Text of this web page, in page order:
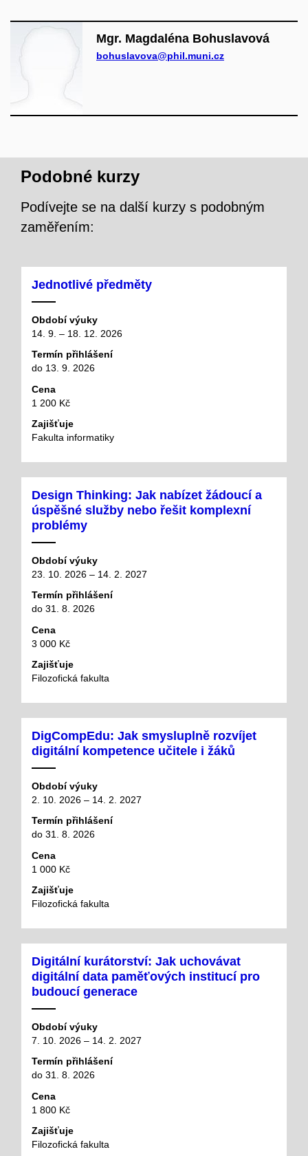
Mgr. Magdaléna Bohuslavová
bohuslavova@phil.muni.cz
Podobné kurzy
Podívejte se na další kurzy s podobným
zaměřením:
Jednotlivé předměty
Období výuky
14. 9. – 18. 12. 2026
Termín přihlášení
do 13. 9. 2026
Cena
1 200 Kč
Zajišťuje
Fakulta informatiky
Design Thinking: Jak nabízet žádoucí a
úspěšné služby nebo řešit komplexní
problémy
Období výuky
23. 10. 2026 – 14. 2. 2027
Termín přihlášení
do 31. 8. 2026
Cena
3 000 Kč
Zajišťuje
Filozofická fakulta
DigCompEdu: Jak smysluplně rozvíjet
digitální kompetence učitele i žáků
Období výuky
2. 10. 2026 – 14. 2. 2027
Termín přihlášení
do 31. 8. 2026
Cena
1 000 Kč
Zajišťuje
Filozofická fakulta
Digitální kurátorství: Jak uchovávat
digitální data paměťových institucí pro
budoucí generace
Období výuky
7. 10. 2026 – 14. 2. 2027
Termín přihlášení
do 31. 8. 2026
Cena
1 800 Kč
Zajišťuje
Filozofická fakulta